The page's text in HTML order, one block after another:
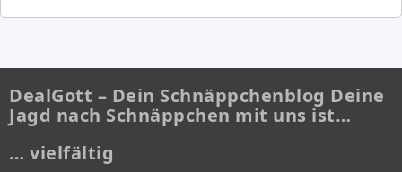
DealGott – Dein Schnäppchenblog Deine
Jagd nach Schnäppchen mit uns ist…
… vielfältig